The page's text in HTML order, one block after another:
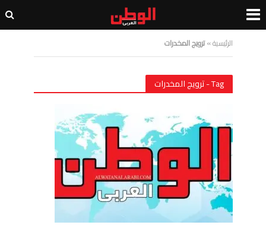
الرئيسية»ترويج المخدرات
Tag - ترويج المخدرات